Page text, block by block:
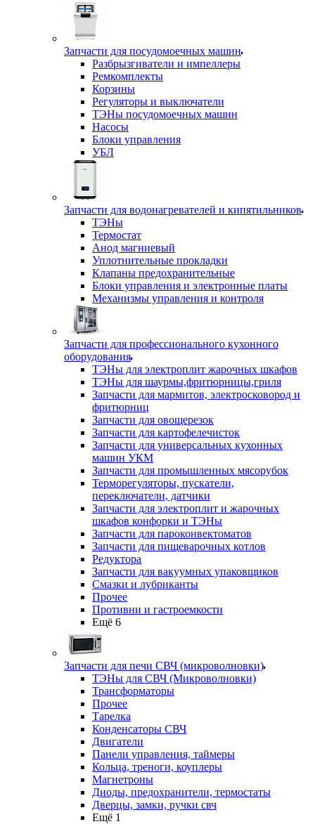
Запчасти для посудомоечных машин
Разбрызгиватели и импеллеры
Ремкомплекты
Корзины
Регуляторы и выключатели
ТЭНы посудомоечных машин
Насосы
Блоки управления
УБЛ
Запчасти для водонагревателей и кипятильников
ТЭНы
Термостат
Анод магниевый
Уплотнительные прокладки
Клапаны предохранительные
Блоки управления и электронные платы
Механизмы управления и контроля
Запчасти для профессионального кухонного
оборудования
ТЭНы для электроплит жарочных шкафов
ТЭНы для шаурмы,фритюрницы,гриля
Запчасти для мармитов, электросковород и
фритюрниц
Запчасти для овощерезок
Запчасти для картофелечисток
Запчасти для универсальных кухонных
машин УКМ
Запчасти для промышленных мясорубок
Терморегуляторы, пускатели,
переключатели, датчики
Запчасти для электроплит и жарочных
шкафов конфорки и ТЭНы
Запчасти для пароконвектоматов
Запчасти для пищеварочных котлов
Редуктора
Запчасти для вакуумных упаковщиков
Смазки и лубриканты
Прочее
Противни и гастроемкости
Ещё 6
Запчасти для печи СВЧ (микроволновки)
ТЭНы для СВЧ (Микроволновки)
Трансформаторы
Прочее
Тарелка
Конденсаторы СВЧ
Двигатели
Панели управления, таймеры
Кольца, треноги, коуплеры
Магнетроны
Диоды, предохранители, термостаты
Дверцы, замки, ручки свч
Ещё 1